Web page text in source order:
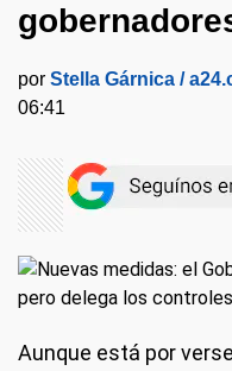
por Stella Gárnica /
06:41
Aunque está por